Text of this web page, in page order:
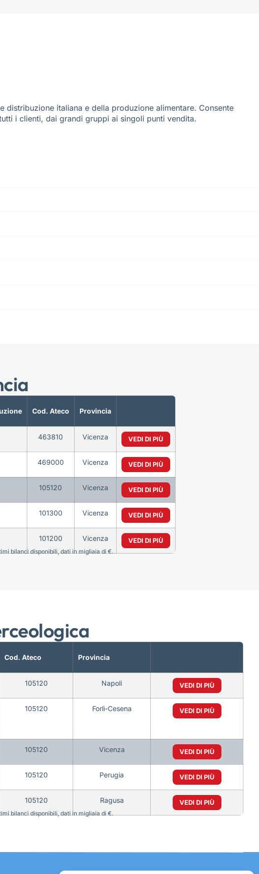
italiana e della produzione alimentare. Consente
i clienti, dai grandi gruppi ai singoli punti vendita.
Cod. Ateco Provincia
463810 Vicenza VEDI DI PIÙ
469000 Vicenza VEDI DI PIÙ
105120 Vicenza VEDI DI PIÙ
101300 Vicenza VEDI DI PIÙ
101200 Vicenza VEDI DI PIÙ
bilanci disponibili, dati in migliaia di €.
Cod. Ateco Provincia
105120 Napoli VEDI DI PIÙ
105120 Forlì-Cesena VEDI DI PIÙ
105120 Vicenza VEDI DI PIÙ
105120 Perugia VEDI DI PIÙ
105120 Ragusa VEDI DI PIÙ
bilanci disponibili, dati in migliaia di €.